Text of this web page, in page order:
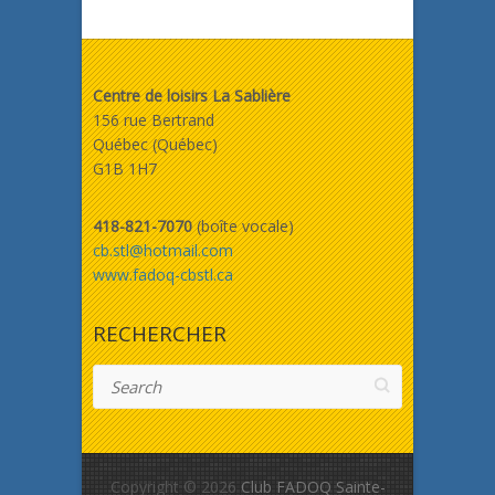
Centre de loisirs La Sablière
156 rue Bertrand
Québec (Québec)
G1B 1H7
418-821-7070(boîte vocale)
cb.stl@hotmail.com
www.fadoq-cbstl.ca
RECHERCHER
Copyright © 2026 Club FADOQ Sainte-